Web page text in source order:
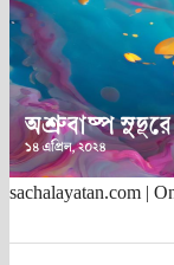
sachalayatan.com |